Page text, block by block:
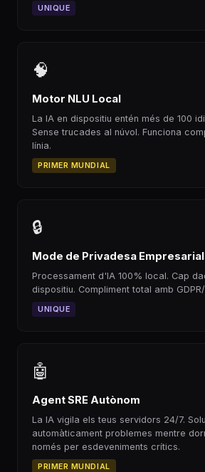
UNIQUE
🧠
Motor NLU Local
La IA en dispositiu entén més de 100
Sense trucades al núvol. Funciona
línia.
PRIMER MUNDIAL
🔒
Mode de Privadesa Empresarial
Processament d'IA 100% local. Cap
dispositiu. Compliment total amb GDPR/
UNIQUE
🤖
Agent SRE Autònom
La IA vigila els teus servidors 24/7.
automàticament problemes mentre
només per esdeveniments crítics.
PRIMER MUNDIAL